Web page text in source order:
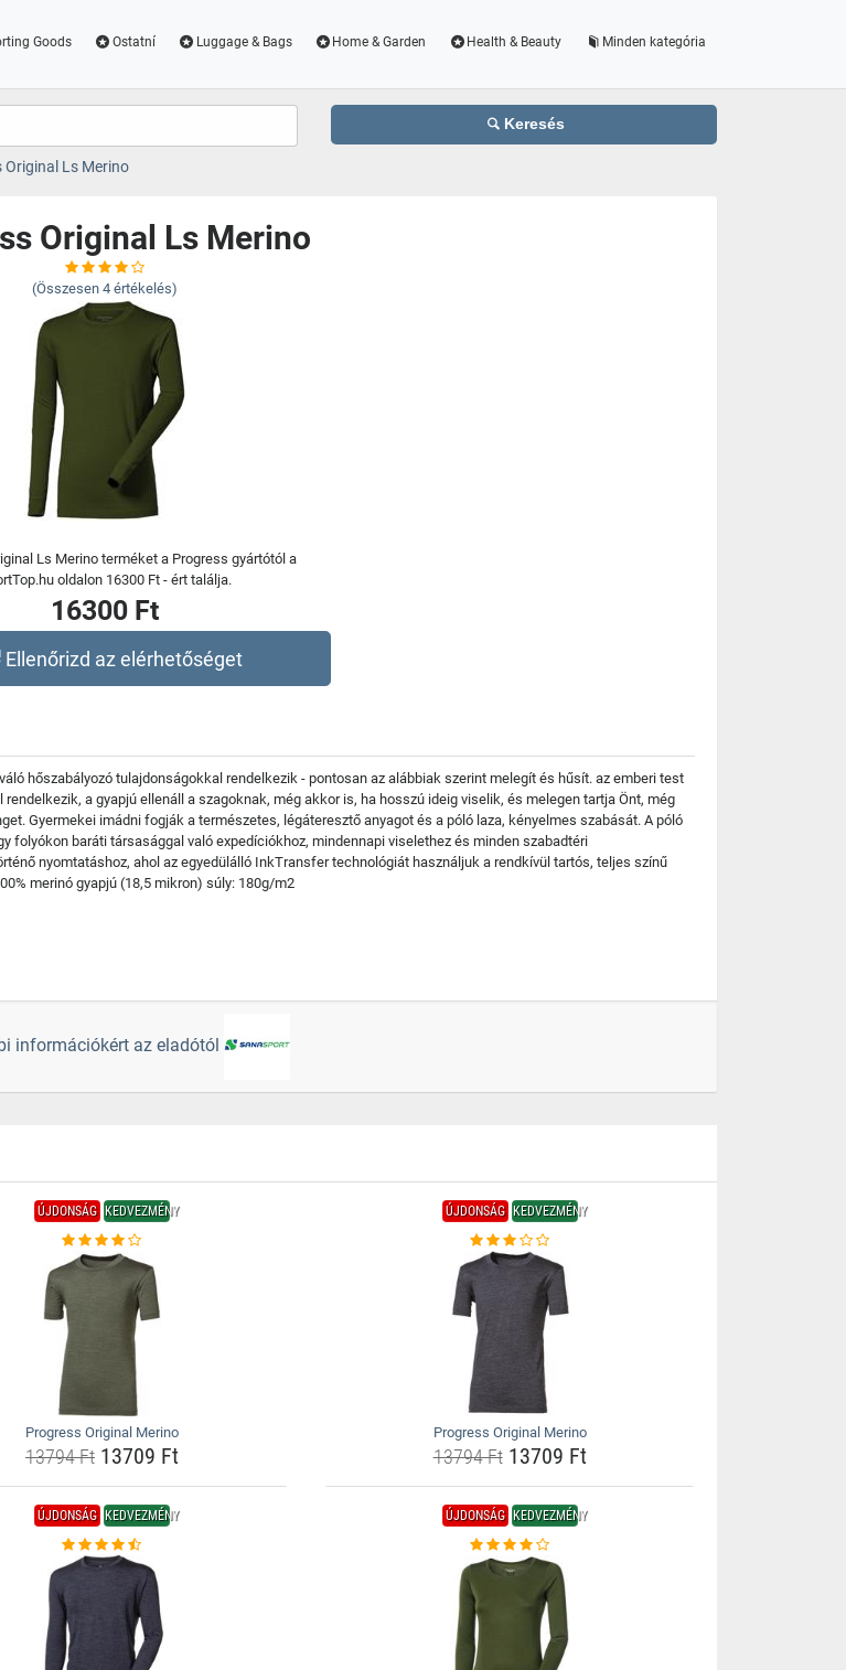
Goods Ostatní Luggage & Bags Home & Garden Health & Beauty Minden kategória
Keresés
Original Ls Merino
Original Ls Merino
(Összesen 4 értékelés)
Ls Merino terméket a Progress gyártótól a
oldalon 16300 Ft - ért találja.
16300 Ft
Ellenőrizd az elérhetőséget
hőszabályozó tulajdonságokkal rendelkezik - pontosan az alábbiak szerint melegít és hűsít. az emberi test
a gyapjú ellenáll a szagoknak, még akkor is, ha hosszú ideig viselik, és melegen tartja Önt, még
Gyermekei imádni fogják a természetes, légáteresztő anyagot és a póló laza, kényelmes szabását. A póló
folyókon baráti társasággal való expedíciókhoz, mindennapi viselethez és minden szabadtéri
nyomtatáshoz, ahol az egyedülálló InkTransfer technológiát használjuk a rendkívül tartós, teljes színű
merinó gyapjú (18,5 mikron) súly: 180g/m2
információkért az eladótól
ÚJDONSÁG KEDVEZMÉNY
Progress Original Merino
13794 Ft13709 Ft
ÚJDONSÁG KEDVEZMÉNY
Progress Original Merino
13794 Ft13709 Ft
ÚJDONSÁG KEDVEZMÉNY ÚJDONSÁG KEDVEZMÉNY